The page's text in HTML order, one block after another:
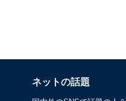
ネットの話題